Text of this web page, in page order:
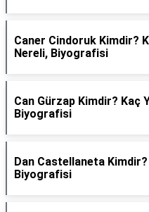
Caner Cindoruk Kimdir?
Nereli, Biyografisi
Can Gürzap Kimdir? Kaç
Biyografisi
Dan Castellaneta Kimdir?
Biyografisi